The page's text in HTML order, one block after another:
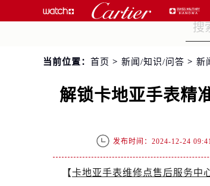
当前位置： 首页 > 新闻/知识/问答 > 新
解锁卡地亚手表精
发布时间：2024-12-24
【卡地亚手表维修点售后服务中